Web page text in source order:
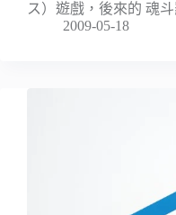
ス）遊戲，後來的 魂
2009-05-18